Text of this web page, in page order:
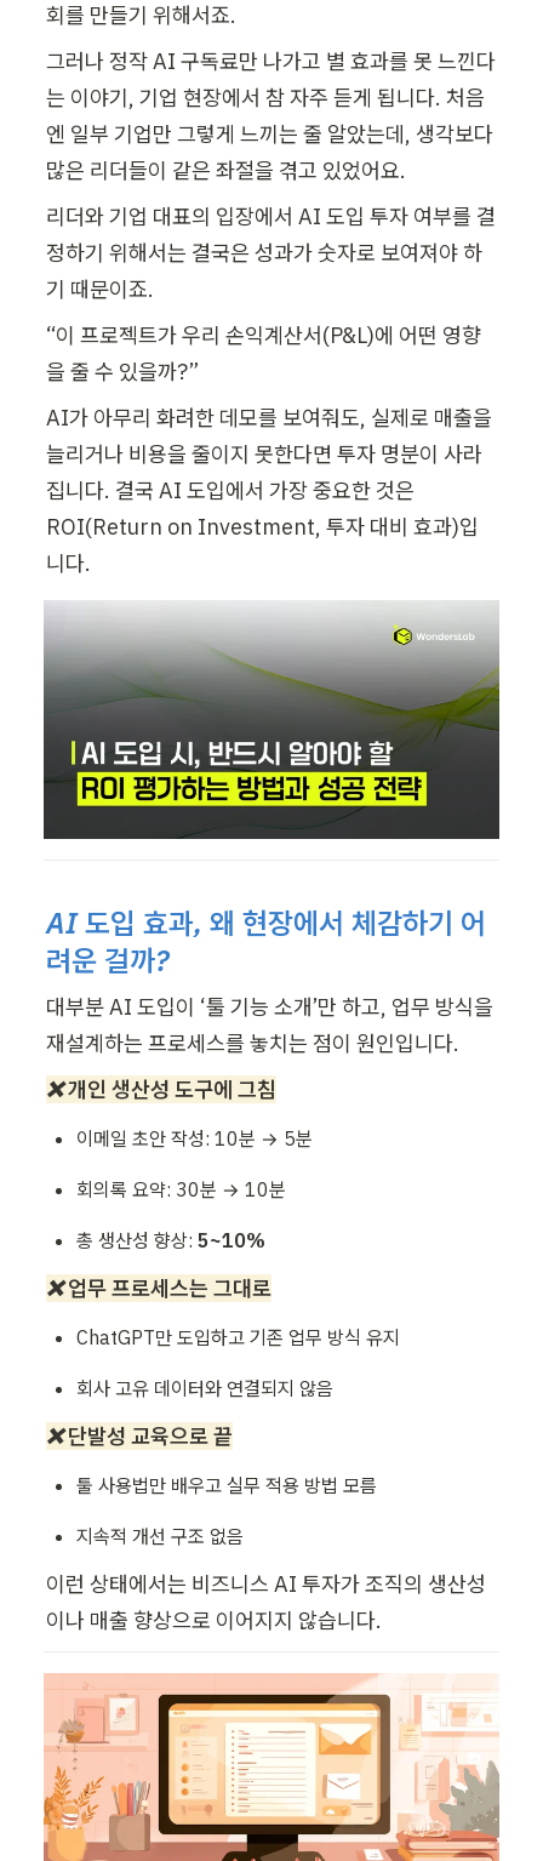
회를 만들기 위해서죠.
그러나 정작 AI 구독료만 나가고 별 효과를 못 느낀다
는 이야기, 기업 현장에서 참 자주 듣게 됩니다. 처음
엔 일부 기업만 그렇게 느끼는 줄 알았는데, 생각보다
많은 리더들이 같은 좌절을 겪고 있었어요.
리더와 기업 대표의 입장에서 AI 도입 투자 여부를 결
정하기 위해서는 결국은 성과가 숫자로 보여져야 하
기 때문이죠.
“이 프로젝트가 우리 손익계산서(P&L)에 어떤 영향
을 줄 수 있을까?”
AI가 아무리 화려한 데모를 보여줘도, 실제로 매출을
늘리거나 비용을 줄이지 못한다면 투자 명분이 사라
집니다. 결국 AI 도입에서 가장 중요한 것은
ROI(Return on Investment, 투자 대비 효과)입
니다.
AI 도입 효과, 왜 현장에서 체감하기 어
려운 걸까?
대부분 AI 도입이 ‘툴 기능 소개’만 하고, 업무 방식을
재설계하는 프로세스를 놓치는 점이 원인입니다.
❌ 개인 생산성 도구에 그침
이메일 초안 작성: 10분 → 5분
회의록 요약: 30분 → 10분
총 생산성 향상: 5~10%
❌ 업무 프로세스는 그대로
ChatGPT만 도입하고 기존 업무 방식 유지
회사 고유 데이터와 연결되지 않음
❌ 단발성 교육으로 끝
툴 사용법만 배우고 실무 적용 방법 모름
지속적 개선 구조 없음
이런 상태에서는 비즈니스 AI 투자가 조직의 생산성
이나 매출 향상으로 이어지지 않습니다.